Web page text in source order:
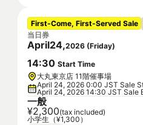
First-Come, First-Served Sale
当日券
April24,2026 (Friday)
14:30 Start Time
大丸東京店 11階催事場
April 24, 2026 0:00 JST Sale
April 24, 2026 14:30 JST Sale
一般
¥2,300(tax included)
小学生（¥1,300）